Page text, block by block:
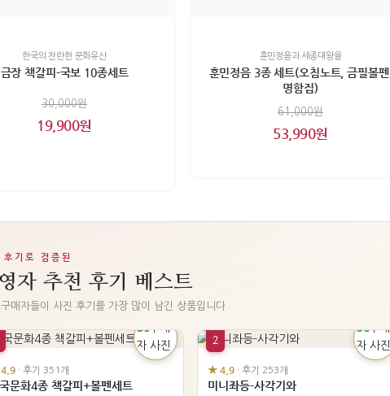
한국의 찬란한 문화유산
금장 책갈피-국보 10종세트
30,000원
19,900원
훈민정음과 세종대왕을
훈민정음 3종 세트(오침노트, 금필볼펜,
명함집)
61,000원
53,990원
후기로 검증된
자 추천 후기 베스트
매자들이 사진 후기를 가장 많이 남긴 상품입니다
· 후기 351개
문화4종 책갈피+볼펜세트
2
★ 4.9 · 후기 253개
미니좌등-사각기와